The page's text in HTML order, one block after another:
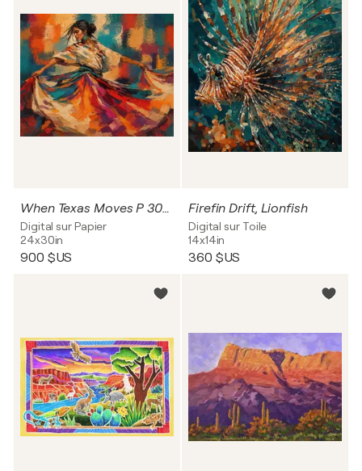
When Texas Moves P 30x24
Digital sur Papier
24x30in
900 $US
Firefin Drift, Lionfish
Digital sur Toile
14x14in
360 $US